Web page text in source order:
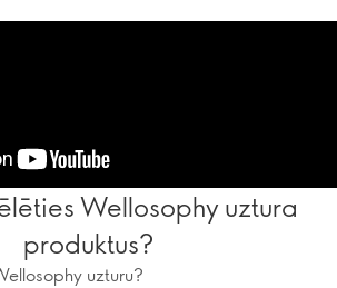
Wellosophy uztura
produktus?
uzturu?